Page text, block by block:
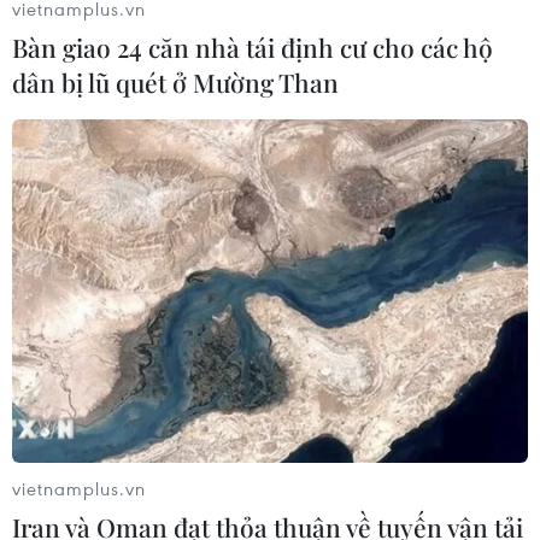
thi trường THPT chuyên Tuyên
Quang
06/08/2026 09:04
Cầu Đắk Lung sập sau cú
tông của xe tải cẩu, 2 người thoát
chết
06/08/2026 09:00
Dự án mở rộng đường Nguyễn Tuân
tăng kết nối khu vực phía Tây Nam
Hà Nội
06/08/2026 08:19
Ninh Bình phê duyệt hơn 500 tỷ
vietnamplus.vn
Bàn giao 24 căn nhà tái định cư cho các hộ
dân bị lũ quét ở Mường Than
vietnamplus.vn
Iran và Oman đạt thỏa thuận về tuyến vận tải